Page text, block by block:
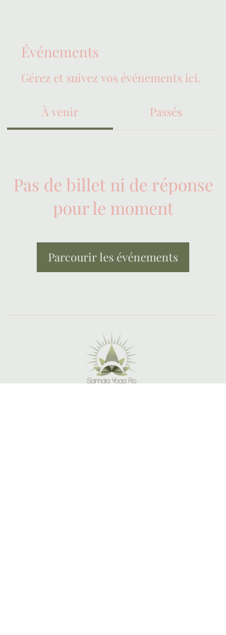
Événements
Gérez et suivez vos événements ici.
À venir Passés
Pas de billet ni de réponse
pour le moment
Parcourir les événements